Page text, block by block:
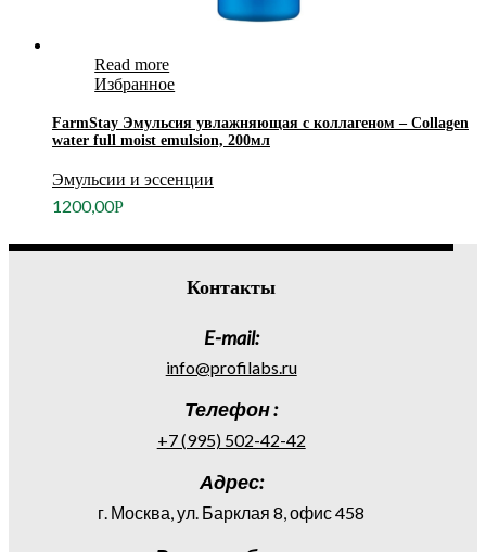
Read more
Избранное
FarmStay Эмульсия увлажняющая с коллагеном – Collagen
water full moist emulsion, 200мл
Эмульсии и эссенции
1200,00Р
Контакты
E-mail:
info@profilabs.ru
Телефон :
+7 (995) 502-42-42
Адрес:
г. Москва, ул. Барклая 8, офис 458